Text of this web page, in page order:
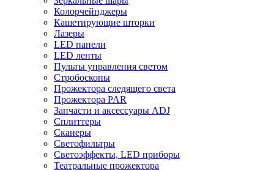
Колорчейнджеры
Кашетирующие шторки
Лазеры
LED панели
LED ленты
Пульты управления светом
Стробоскопы
Прожектора следящего света
Прожектора PAR
Запчасти и аксессуары ADJ
Сплиттеры
Сканеры
Светофильтры
Светоэффекты, LED приборы
Театральные прожектора